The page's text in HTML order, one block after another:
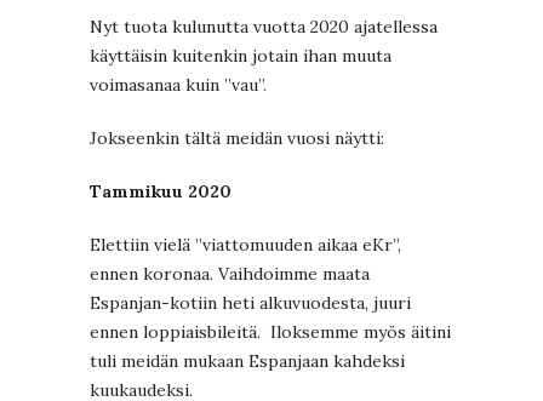
Nyt tuota kulunutta vuotta 2020 ajatellessa
käyttäisin kuitenkin jotain ihan muuta
voimasanaa kuin ”vau”.
Jokseenkin tältä meidän vuosi näytti:
Tammikuu 2020
Elettiin vielä ”viattomuuden aikaa eKr”,
ennen koronaa. Vaihdoimme maata
Espanjan-kotiin heti alkuvuodesta, juuri
ennen loppiaisbileitä. Iloksemme myös äitini
tuli meidän mukaan Espanjaan kahdeksi
kuukaudeksi.